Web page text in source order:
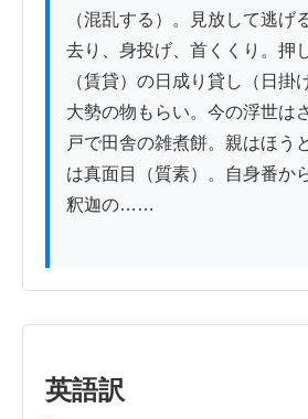
（混乱する）。見放して逃げ
去り、身投げ、首くくり。押
（賃貸）の日成り貸し（日掛
大勢の物もらい。今の浮世は
戸で田舎の雑煮餅。親はほう
は真面目（質素）。自身番か
釈迦の……
英語訳